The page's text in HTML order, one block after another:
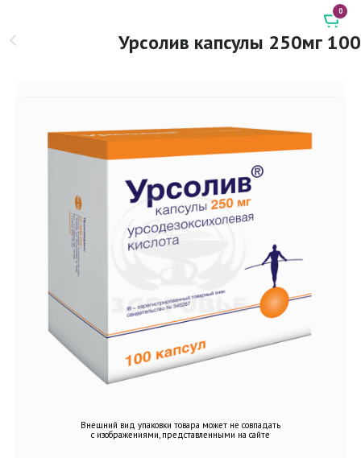
Урсолив капсулы 250мг 100
0
Внешний вид упаковки товара может не совпадать
с изображениями, представленными на сайте